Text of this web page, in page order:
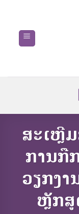
content
ສະເຫຼີ
ການກື
ວຽກງ
ຫຼັກສູ